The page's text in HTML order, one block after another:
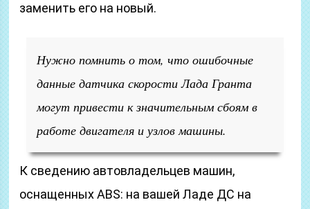
заменить его на новый.
Нужно помнить о том, что ошибочные
данные датчика скорости Лада Гранта
могут привести к значительным сбоям в
работе двигателя и узлов машины.
К сведению автовладельцев машин,
оснащенных ABS: на вашей Ладе ДС на